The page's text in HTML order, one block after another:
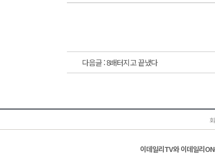
다음글 :8배터지고 끝냈다
이데일리TV와 이데일리